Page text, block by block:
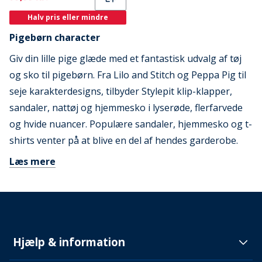
Halv pris eller mindre
Pigebørn character
Giv din lille pige glæde med et fantastisk udvalg af tøj
og sko til pigebørn. Fra Lilo and Stitch og Peppa Pig til
seje karakterdesigns, tilbyder Stylepit klip-klapper,
sandaler, nattøj og hjemmesko i lyserøde, flerfarvede
og hvide nuancer. Populære sandaler, hjemmesko og t-
shirts venter på at blive en del af hendes garderobe.
Læs mere
Hjælp & information